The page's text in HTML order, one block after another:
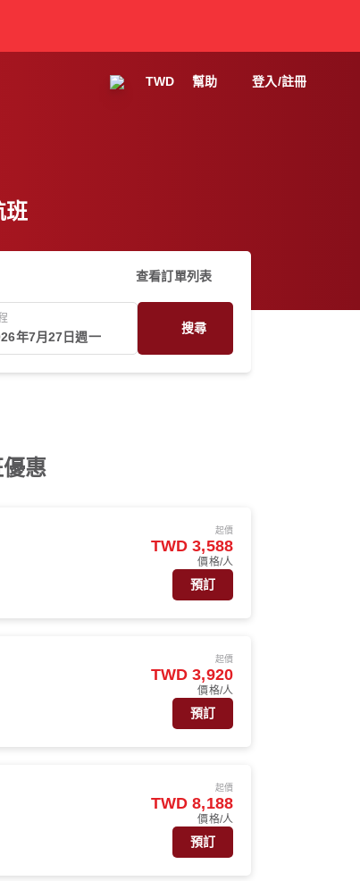
TWD 幫助 登入/註冊
班
查看訂單列表
年7月27日週一
搜尋
惠
起價
TWD 3,588
價格/人
預訂
起價
TWD 3,920
價格/人
預訂
起價
TWD 8,188
價格/人
預訂